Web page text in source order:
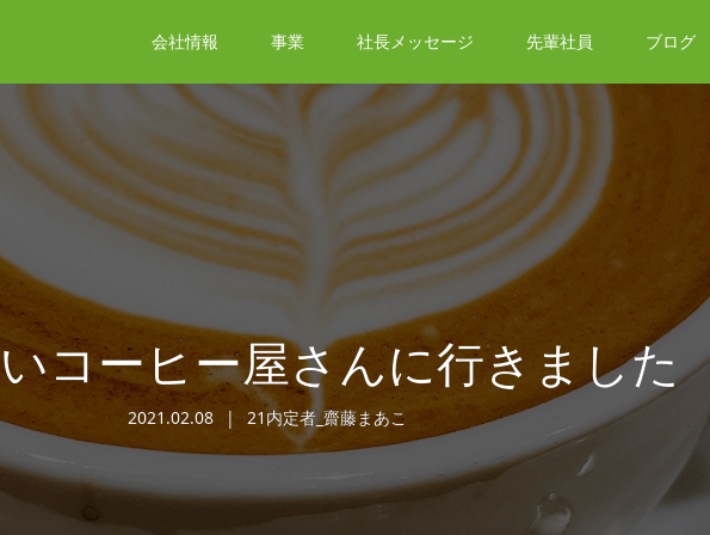
会社情報 事業 社長メッセージ 先輩社員 ブログ
コーヒー屋さんに行きました
2021.02.08 21内定者_齋藤まあこ